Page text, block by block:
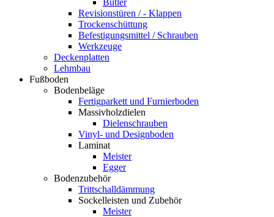
Butler
Revisionstüren / - Klappen
Trockenschüttung
Befestigungsmittel / Schrauben
Werkzeuge
Deckenplatten
Lehmbau
Fußboden
Bodenbeläge
Fertigparkett und Furnierboden
Massivholzdielen
Dielenschrauben
Vinyl- und Designboden
Laminat
Meister
Egger
Bodenzubehör
Trittschalldämmung
Sockelleisten und Zubehör
Meister